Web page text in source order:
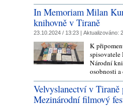
In Memoriam Milan
knihovně v Tiraně
23.10.2024 / 13:23 | Aktualizováno:
K
Národní
osobnosti
Velvyslanectví v
Mezinárodní filmový